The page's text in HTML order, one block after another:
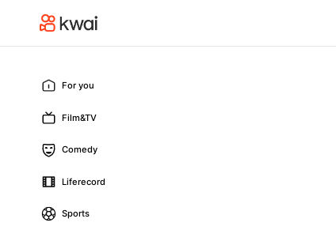
For you
Film&TV
Comedy
Liferecord
Sports